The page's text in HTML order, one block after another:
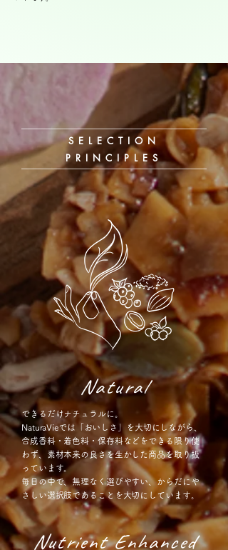
SELECTION
PRINCIPLES
Natural
できるだけナチュラルに。
NaturaVieでは「おいしさ」を大切にしながら、
合成香料・着色料・保存料などをできる限り使
わず、素材本来の良さを生かした商品を取り扱
っています。
毎日の中で、無理なく選びやすい、からだにや
さしい選択肢であることを大切にしています。
Nutrient Enhanced